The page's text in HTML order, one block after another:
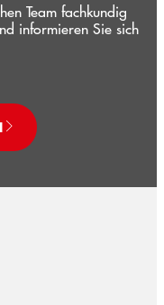
Team fachkundig
informieren Sie sich